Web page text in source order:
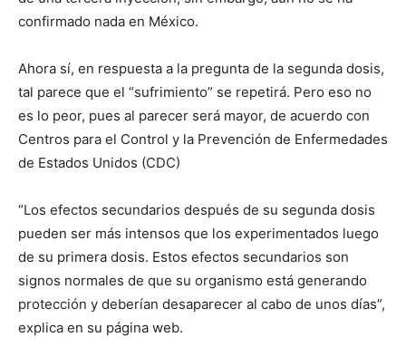
confirmado nada en México.
Ahora sí, en respuesta a la pregunta de la segunda dosis,
tal parece que el “sufrimiento” se repetirá. Pero eso no
es lo peor, pues al parecer será mayor, de acuerdo con
Centros para el Control y la Prevención de Enfermedades
de Estados Unidos (CDC)
“Los efectos secundarios después de su segunda dosis
pueden ser más intensos que los experimentados luego
de su primera dosis. Estos efectos secundarios son
signos normales de que su organismo está generando
protección y deberían desaparecer al cabo de unos días”,
explica en su página web.